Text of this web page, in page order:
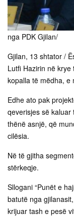
nga PDK Gjilan/
Gjilan, 13 shtator /
Lutfi Hazirin në
kopalla të mëdha, e
Edhe ato pak
qeverisjes së
thënë asnjë, që
cilësia.
Në të gjitha
stërkeqje.
Sllogani “Punët e
batutë nga
krijuar tash e pesë